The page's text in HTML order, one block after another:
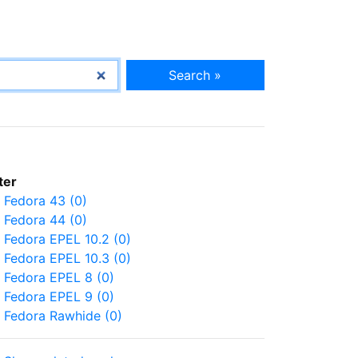
Search »
Fedora 43 (0)
Fedora 44 (0)
Fedora EPEL 10.2 (0)
Fedora EPEL 10.3 (0)
Fedora EPEL 8 (0)
Fedora EPEL 9 (0)
Fedora Rawhide (0)